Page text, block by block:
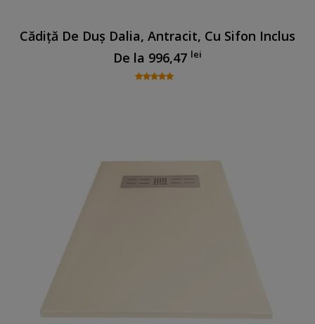
Cădiță De Duș Dalia, Antracit, Cu Sifon Inclus
De la 996,47 lei